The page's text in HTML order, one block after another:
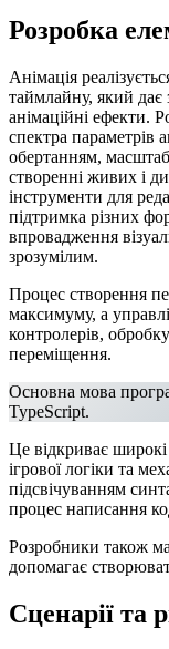
Розробка
Анімація
таймлайну, який дає
анімаційні ефекти.
спектра параметрів
обертанням,
створенні живих і
інструменти для
підтримка різних
впровадження
зрозумілим.
Процес створення
максимуму, а
контролерів,
переміщення.
Основна мова
TypeScript.
Це відкриває широкі
ігрової логіки та
підсвічуванням
процес написання
Розробники також
допомагає
Сценарії та